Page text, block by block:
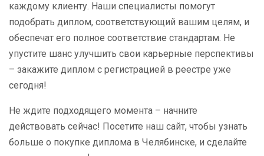
каждому клиенту. Наши специалисты помогут
подобрать диплом, соответствующий вашим целям, и
обеспечат его полное соответствие стандартам. Не
упустите шанс улучшить свои карьерные перспективы
– закажите диплом с регистрацией в реестре уже
сегодня!
Не ждите подходящего момента – начните
действовать сейчас! Посетите наш сайт, чтобы узнать
больше о покупке диплома в Челябинске, и сделайте